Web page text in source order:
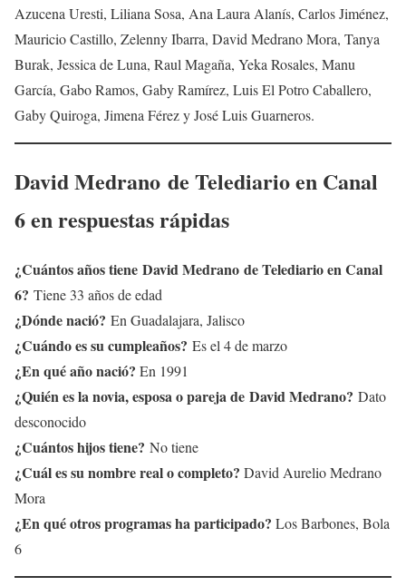
Azucena Uresti, Liliana Sosa, Ana Laura Alanís, Carlos Jiménez,
Mauricio Castillo, Zelenny Ibarra, David Medrano Mora, Tanya
Burak, Jessica de Luna, Raul Magaña, Yeka Rosales, Manu
García, Gabo Ramos, Gaby Ramírez, Luis El Potro Caballero,
Gaby Quiroga, Jimena Férez y José Luis Guarneros.
David Medrano de Telediario en Canal
6en respuestas rápidas
¿Cuántos años tiene David Medrano deTelediario en Canal
6? Tiene 33 años de edad
¿Dónde nació? En Guadalajara, Jalisco
¿Cuándo es su cumpleaños? Es el 4 de marzo
¿En qué año nació? En 1991
¿Quién es la novia, esposa o pareja de David Medrano? Dato
desconocido
¿Cuántos hijos tiene? No tiene
¿Cuál es su nombre real o completo? David Aurelio Medrano
Mora
¿En qué otros programas ha participado? Los Barbones, Bola
6